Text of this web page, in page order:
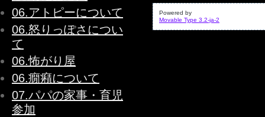
06.アトピーについて
06.怒りっぽさについ
て
06.怖がり屋
06.癇癪について
07.パパの家事・育児
参加
Powered by
Movable Type 3.2-ja-2